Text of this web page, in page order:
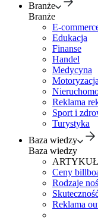
Branże
Branże
E-
Edukacja
Finanse
Handel
Medycyna
Motoryzacja
Reklama
Sport i
Turystyka
Baza wiedzy
Baza wiedzy
Ceny
Rodzaje
Reklama